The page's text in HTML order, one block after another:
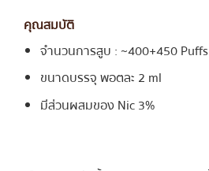
คุณสมบัติ
จำนวนการสูบ : ~400+450 Puffs
ขนาดบรรจุ พอตละ 2 ml
มีส่วนผสมของ Nic 3%